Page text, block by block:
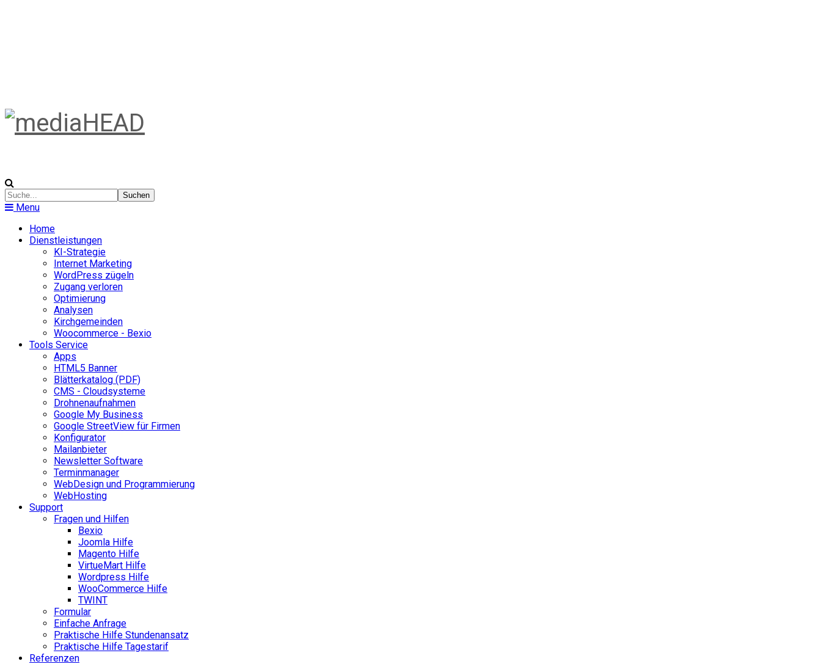
Menu
Home
Dienstleistungen
KI-Strategie
Internet Marketing
WordPress zügeln
Zugang verloren
Optimierung
Analysen
Kirchgemeinden
Woocommerce - Bexio
Tools Service
Apps
HTML5 Banner
Blätterkatalog (PDF)
CMS - Cloudsysteme
Drohnenaufnahmen
Google My Business
Google StreetView für Firmen
Konfigurator
Mailanbieter
Newsletter Software
Terminmanager
WebDesign und Programmierung
WebHosting
Support
Fragen und Hilfen
Bexio
Joomla Hilfe
Magento Hilfe
VirtueMart Hilfe
Wordpress Hilfe
WooCommerce Hilfe
TWINT
Formular
Einfache Anfrage
Praktische Hilfe Stundenansatz
Praktische Hilfe Tagestarif
Referenzen